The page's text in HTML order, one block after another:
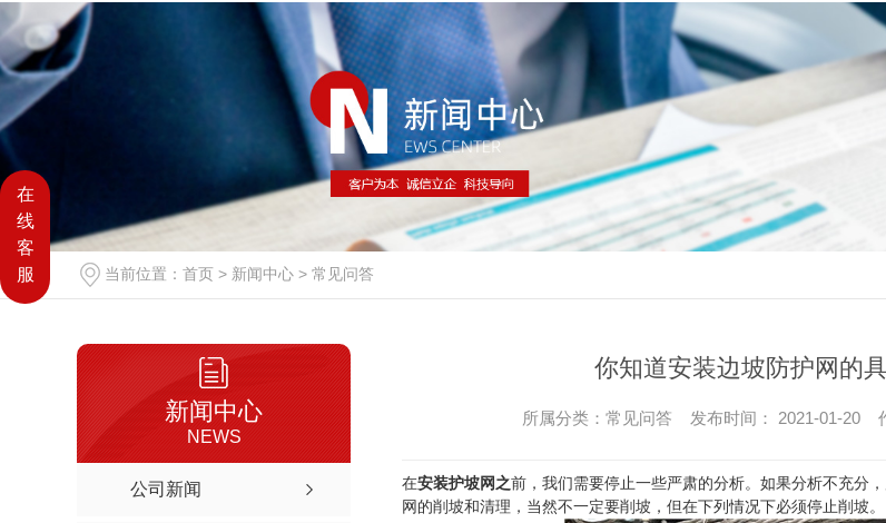
当前位置： 首页 > 新闻中心 > 常见问答
新闻中心
NEWS
公司新闻
你知道安装边坡防护网的
所属分类：常见问答 发布时间： 2021-01-20
在安装护坡网之前，我们需要停止一些严肃的分析。如果分析不充分
网的削坡和清理，当然不一定要削坡，但在下列情况下必须停止削坡。
在
线
客
服